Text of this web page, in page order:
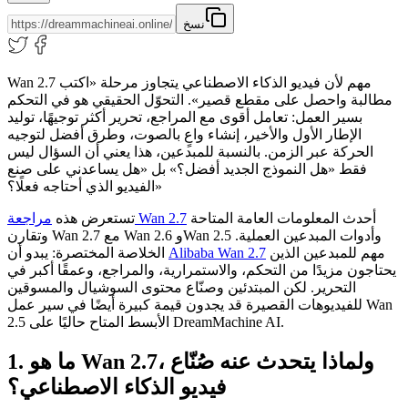
نسخ
Wan 2.7 مهم لأن فيديو الذكاء الاصطناعي يتجاوز مرحلة «اكتب
مطالبة واحصل على مقطع قصير». التحوّل الحقيقي هو في التحكم
بسير العمل: تعامل أقوى مع المراجع، تحرير أكثر توجيهًا، توليد
الإطار الأول والأخير، إنشاء واعٍ بالصوت، وطرق أفضل لتوجيه
الحركة عبر الزمن. بالنسبة للمبدعين، هذا يعني أن السؤال ليس
فقط «هل النموذج الجديد أفضل؟» بل «هل يساعدني على صنع
الفيديو الذي أحتاجه فعلًا؟»
تستعرض هذه مراجعة Wan 2.7
وتقارن Wan 2.7 مع Wan 2.6 وWan 2.5 وأدوات المبدعين العملية.
Alibaba Wan 2.7
يحتاجون مزيدًا من التحكم، والاستمرارية، والمراجع، وعمقًا أكبر في
التحرير. لكن المبتدئين وصنّاع محتوى السوشيال والمسوقين
للفيديوهات القصيرة قد يجدون قيمة كبيرة أيضًا في سير عمل Wan
2.5 الأبسط المتاح حاليًا على DreamMachine AI.
1. ما هو Wan 2.7، ولماذا يتحدث عنه صُنّاع
فيديو الذكاء الاصطناعي؟